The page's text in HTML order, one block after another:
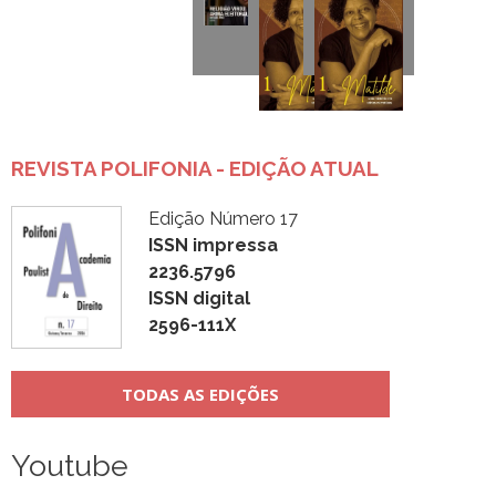
REVISTA POLIFONIA - EDIÇÃO ATUAL
Edição Número 17
ISSN impressa
2236.5796
ISSN digital
2596-111X
TODAS AS EDIÇÕES
Youtube